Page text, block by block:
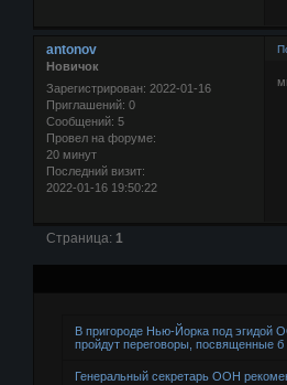
antonov
Новичок
Зарегистрирован: 2022-01-16
Приглашений: 0
Сообщений: 5
Провел на форуме:
20 минут
Последний визит:
2022-01-16 19:50:22
Страница: 1
В пригороде Нью-Йорка под эгидой
пройдут переговоры, посвященные б
Генеральный секретарь ООН